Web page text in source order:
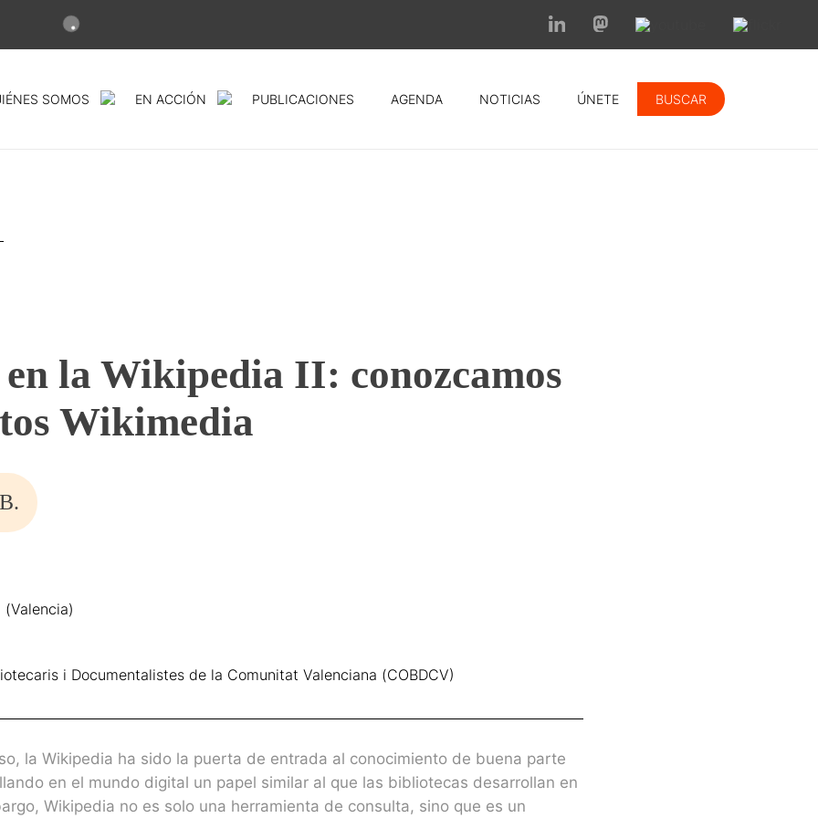
SOMOS EN ACCIÓN PUBLICACIONES AGENDA NOTICIAS ÚNETE BUSCAR
la Wikipedia II: conozcamos
Wikimedia
i Documentalistes de la Comunitat Valenciana (COBDCV)
la Wikipedia ha sido la puerta de entrada al conocimiento de buena parte
en el mundo digital un papel similar al que las bibliotecas desarrollan en
Wikipedia no es solo una herramienta de consulta, sino que es un